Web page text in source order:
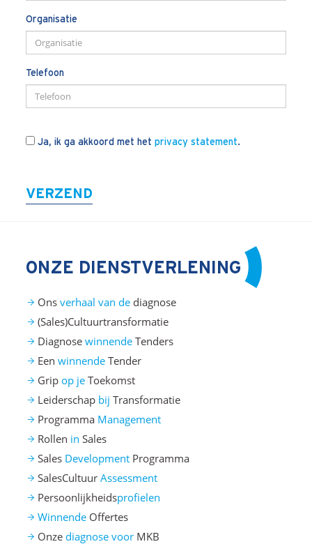
Organisatie
Telefoon
Ja, ik ga akkoord met het privacy statement.
VERZEND
ONZE DIENSTVERLENING
Ons verhaal van de diagnose
(Sales)Cultuurtransformatie
Diagnose winnende Tenders
Een winnende Tender
Grip op je Toekomst
Leiderschap bij Transformatie
Programma Management
Rollen in Sales
Sales Development Programma
SalesCultuur Assessment
Persoonlijkheidsprofielen
Winnende Offertes
Onze diagnose voor MKB